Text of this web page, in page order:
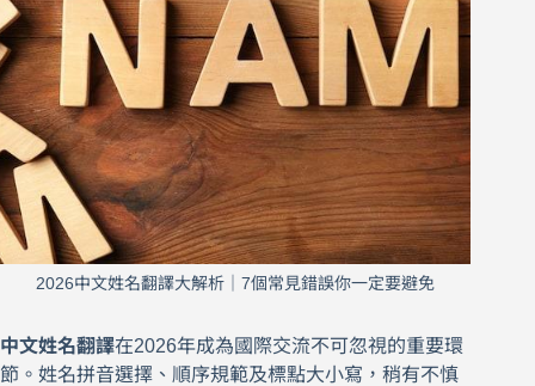
2026中文姓名翻譯大解析｜7個常見錯誤你一定要避免
中文姓名翻譯在2026年成為國際交流不可忽視的重要環
節。姓名拼音選擇、順序規範及標點大小寫，稍有不慎